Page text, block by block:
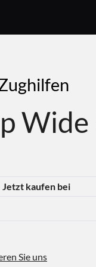
Wide
Jetzt kaufen bei
Sie uns